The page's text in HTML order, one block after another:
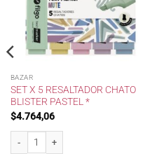
BAZAR
SET X 5 RESALTADOR CHATO
BLISTER PASTEL *
$4.764,06